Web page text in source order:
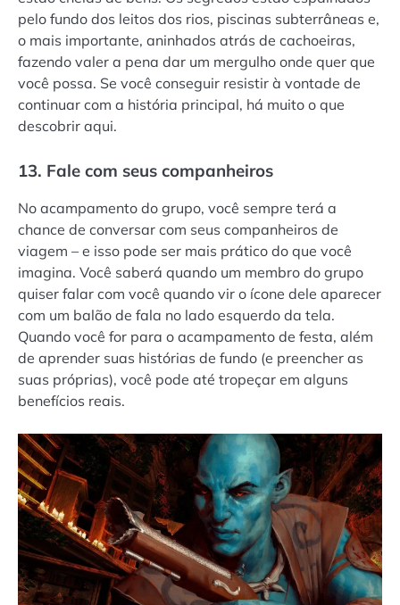
pelo fundo dos leitos dos rios, piscinas subterrâneas e,
o mais importante, aninhados atrás de cachoeiras,
fazendo valer a pena dar um mergulho onde quer que
você possa. Se você conseguir resistir à vontade de
continuar com a história principal, há muito o que
descobrir aqui.
13. Fale com seus companheiros
No acampamento do grupo, você sempre terá a
chance de conversar com seus companheiros de
viagem – e isso pode ser mais prático do que você
imagina. Você saberá quando um membro do grupo
quiser falar com você quando vir o ícone dele aparecer
com um balão de fala no lado esquerdo da tela.
Quando você for para o acampamento de festa, além
de aprender suas histórias de fundo (e preencher as
suas próprias), você pode até tropeçar em alguns
benefícios reais.